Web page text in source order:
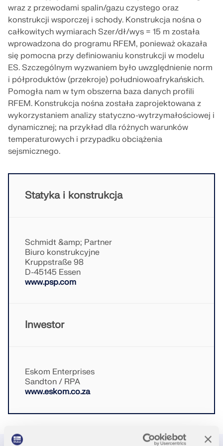
RWIND 3
Oprogramowanie CFD do cyfrowych tuneli
aerodynamicznych
Więcej informacji
Twoje drzwi do modelowania parametrycznego i
automatyzacji
Dokumentacja API
Indeks
Obiekty modelu
CBFEM, zgodnie z EN 1993‑1‑8 i AISC 360, w pełni
SKONTAKTUJ SIĘ Z DZIAŁEM POMOCY
TECHNICZNEJ
ekspertów przez cały okres studiów.
UZYSKAJ BEZPŁATNĄ LICENCJĘ
SKONTAKTUJ SIĘ Z WSPARCIEM TECHNICZNYM
oprogramowania inżynierskiego i wynieś swoją
karierę na nowe wyżyny.
SPRAWDŹ OFERTY PRACY
wraz z przewodami spalin/gazu czystego oraz
konstrukcji wsporczej i schody. Konstrukcja nośna o
całkowitych wymiarach Szer/dł/wys = 15 m została
wprowadzona do programu RFEM, ponieważ okazała
się pomocna przy definiowaniu konstrukcji w modelu
ES. Szczególnym wyzwaniem było uwzględnienie norm
i półproduktów (przekroje) południowoafrykańskich.
Pomogła nam w tym obszerna baza danych profili
RFEM. Konstrukcja nośna została zaprojektowana z
wykorzystaniem analizy statyczno-wytrzymałościowej i
dynamicznej; na przykład dla różnych warunków
temperaturowych i przypadku obciążenia
sejsmicznego.
Statyka i konstrukcja
Schmidt &amp; Partner
Biuro konstrukcyjne
Kruppstraße 98
D-45145 Essen
www.psp.com
Inwestor
Eskom Enterprises
Sandton / RPA
www.eskom.co.za